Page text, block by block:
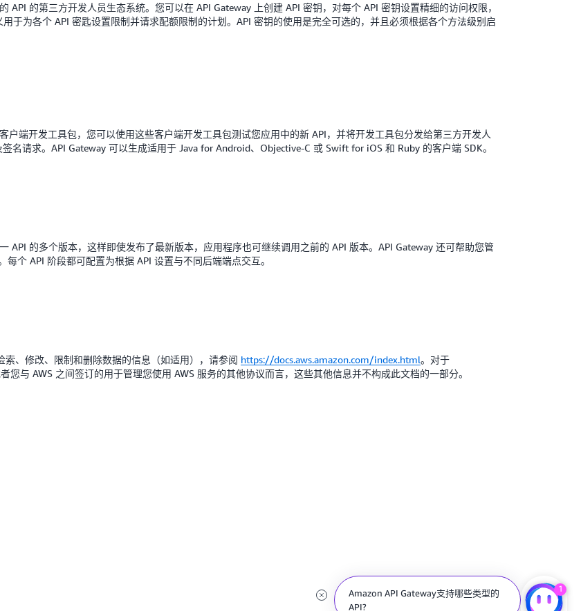
API 的第三方开发人员生态系统。您可以在 API Gateway 上创建 API 密钥，对每个 API 密钥设置精细的访问权限，
于为各个 API 密匙设置限制并请求配额限制的计划。API 密钥的使用是完全可选的，并且必须根据各个方法级别启
户端开发工具包，您可以使用这些客户端开发工具包测试您应用中的新 API，并将开发工具包分发给第三方开发人
名请求。API Gateway 可以生成适用于 Java for Android、Objective-C 或 Swift for iOS 和 Ruby 的客户端 SDK。
API 的多个版本，这样即使发布了最新版本，应用程序也可继续调用之前的 API 版本。API Gateway 还可帮助您管
个 API 阶段都可配置为根据 API 设置与不同后端端点交互。
、修改、限制和删除数据的信息（如适用），请参阅 https://docs.aws.amazon.com/index.html。对于
您与 AWS 之间签订的用于管理您使用 AWS 服务的其他协议而言，这些其他信息并不构成此文档的一部分。
Amazon API Gateway支持哪些类型的
API?
1